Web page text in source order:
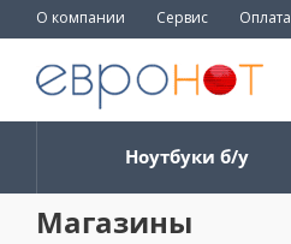
О компании Сервис Оплата
Ноутбуки б/у
Магазины